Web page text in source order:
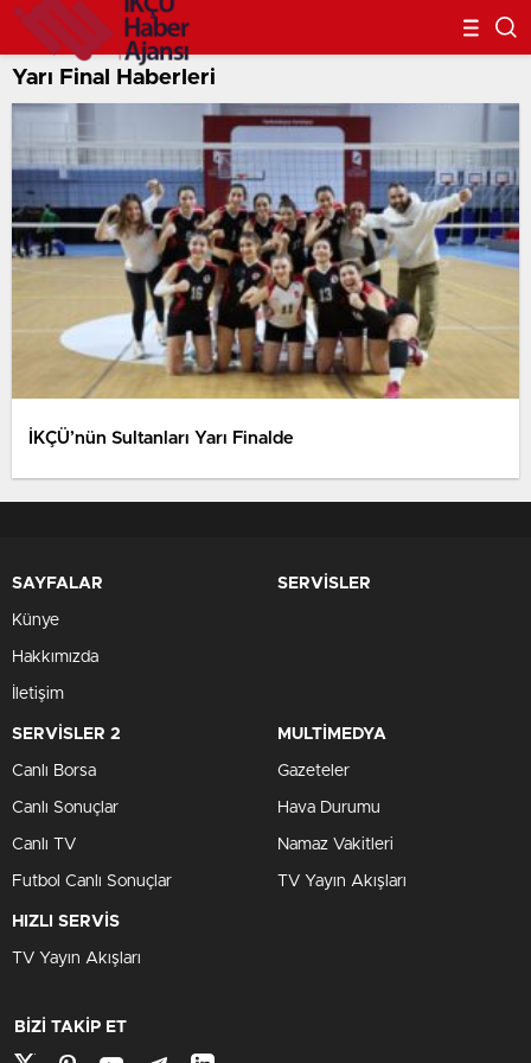
Yarı Final Haberleri
İKÇÜ’nün Sultanları Yarı Finalde
SAYFALAR
Künye
Hakkımızda
İletişim
SERVİSLER
SERVİSLER 2
Canlı Borsa
Canlı Sonuçlar
Canlı TV
Futbol Canlı Sonuçlar
MULTİMEDYA
Gazeteler
Hava Durumu
Namaz Vakitleri
TV Yayın Akışları
HIZLI SERVİS
TV Yayın Akışları
BİZİ TAKİP ET